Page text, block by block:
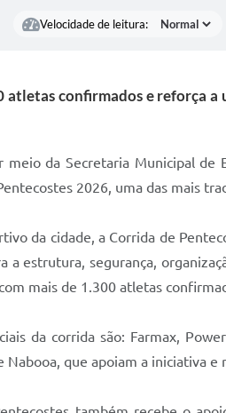
Velocidade de leitura:
atletas confirmados e reforça
da Secretaria Municipal de
2026, uma das mais
da cidade, a Corrida de
a estrutura, segurança,
mais de 1.300 atletas
da corrida são: Farmax,
Nabooa, que apoiam a iniciativa